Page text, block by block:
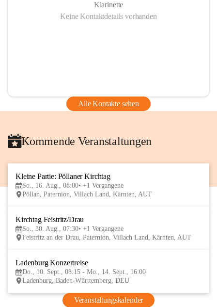
Klarinette
Keine Kontaktdetails vorhanden
Alle Kontakte sehen
Kommende Veranstaltungen
Kleine Partie: Pöllaner Kirchtag
So., 16. Aug., 08:00 +1 Vergangene
Pöllan, Paternion, Villach Land, Kärnten, AUT
Kirchtag Feistritz/Drau
So., 30. Aug., 07:30 +1 Vergangene
Feistritz an der Drau, Paternion, Villach Land, Kärnten, AUT
Ladenburg Konzertreise
Do., 10. Sept., 08:15 - Mo., 14. Sept., 16:00
Ladenburg, Baden-Württemberg, DEU
Veranstaltungskalender